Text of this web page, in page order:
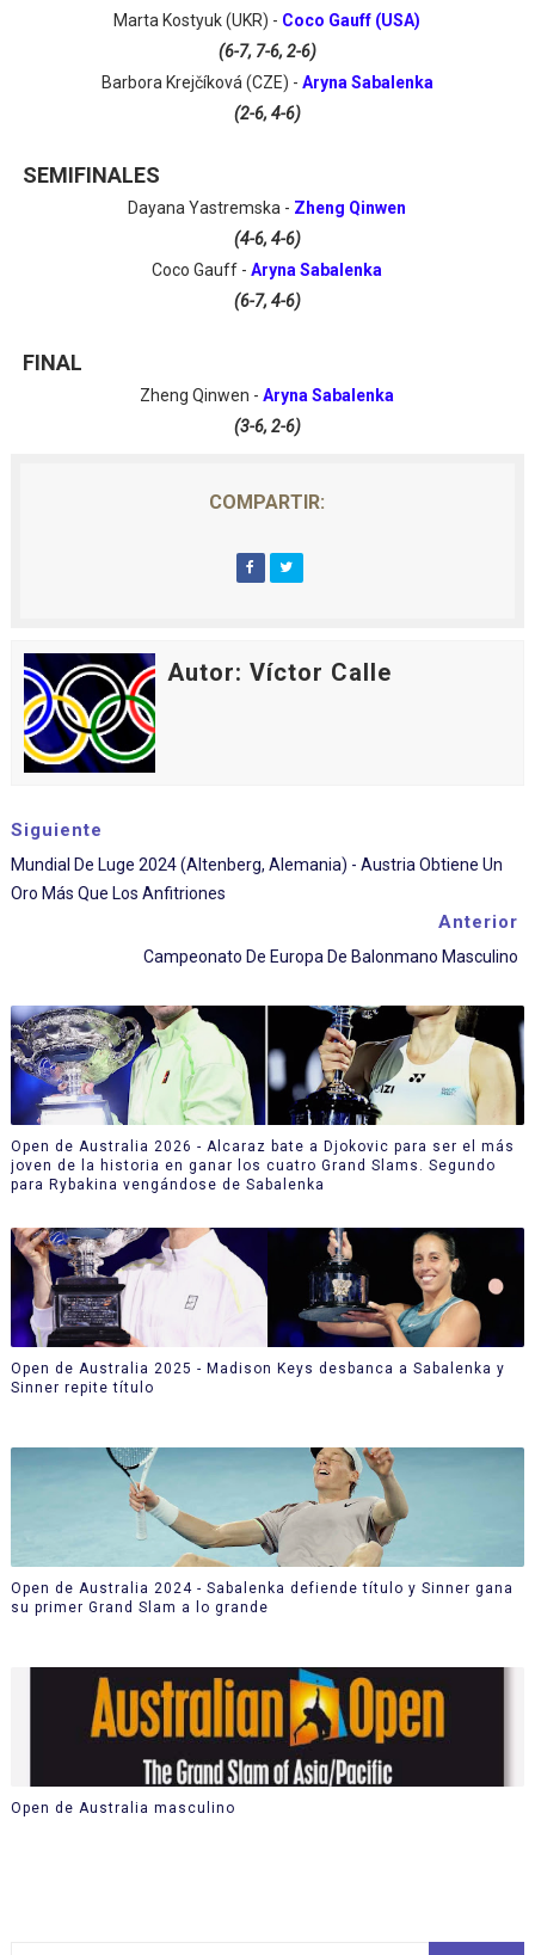
Marta Kostyuk (UKR) - Coco Gauff (USA)
(6-7, 7-6, 2-6)
Barbora Krejčíková (CZE) - Aryna Sabalenka
(2-6, 4-6)
SEMIFINALES
Dayana Yastremska - Zheng Qinwen
(4-6, 4-6)
Coco Gauff -Aryna Sabalenka
(6-7, 4-6)
FINAL
Zheng Qinwen -Aryna Sabalenka
(3-6, 2-6)
COMPARTIR:
Autor: Víctor Calle
Siguiente
Mundial De Luge 2024 (Altenberg, Alemania) - Austria Obtiene Un
Oro Más Que Los Anfitriones
Anterior
Campeonato De Europa De Balonmano Masculino
Open de Australia 2026 - Alcaraz bate a Djokovic para ser el más
joven de la historia en ganar los cuatro Grand Slams. Segundo
para Rybakina vengándose de Sabalenka
Open de Australia 2025 - Madison Keys desbanca a Sabalenka y
Sinner repite título
Open de Australia 2024 - Sabalenka defiende título y Sinner gana
su primer Grand Slam a lo grande
Open de Australia masculino